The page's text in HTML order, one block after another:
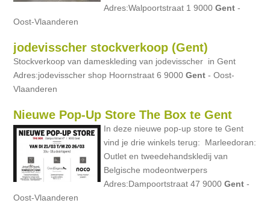
Adres:Walpoortstraat 1 9000Gent -
Oost-Vlaanderen
jodevisscher stockverkoop (Gent)
Stockverkoop van dameskleding van jodevisscher in Gent
Adres:jodevisscher shop Hoornstraat 6 9000Gent - Oost-
Vlaanderen
Nieuwe Pop-Up Store The Box te Gent
In deze nieuwe pop-up store te Gent
vind je drie winkels terug: Marleedoran:
Outlet en tweedehandskledij van
Belgische modeontwerpers
Adres:Dampoortstraat 47 9000Gent -
Oost-Vlaanderen